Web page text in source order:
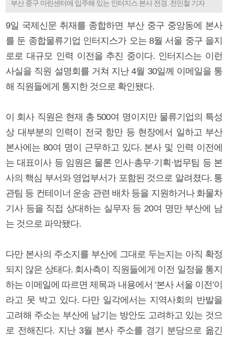
부산 중구 마린센터에 입주해 있는 인터지스 본사 전경. 전민철 기자
9일 국제신문 취재를 종합하면 부산 중구 중앙동에 본사
를 둔 종합물류기업 인터지스가 오는 8월 서울 중구 을지
로로 대규모 인력 이전을 추진 중이다. 인터지스는 이런
사실을 직원 설명회를 거쳐 지난 4월 30일께 이메일을 통
해 직원들에게 통지한 것으로 확인됐다.
이 회사 직원은 현재 총 500여 명이지만 물류기업의 특성
상 대부분의 인력이 전국 항만 등 현장에서 일하고 부산
본사에는 80여 명이 근무하고 있다. 본사 및 인력 이전에
는 대표이사 등 임원은 물론 인사·총무·기획·법무팀 등 본
사의 핵심 부서와 영업부서가 포함된 것으로 알려졌다. 통
관팀 등 컨테이너 운송 관련 배차 등을 지원하거나 화물차
기사 등을 직접 상대하는 실무자 등 20여 명만 부산에 남
는 것으로 파악됐다.
다만 본사의 주소지를 부산에 그대로 두는지는 아직 확정
되지 않은 상태다. 회사측이 직원들에게 이전 일정을 통지
하는 이메일에 따르면 제목과 내용에서 ‘본사 서울 이전’이
라고 못 박고 있다. 다만 일각에서는 지역사회의 반발을
고려해 주소는 부산에 남기는 방안도 고려하고 있는 것으
로 전해진다. 지난 3월 본사 주소를 경기 분당으로 옮긴